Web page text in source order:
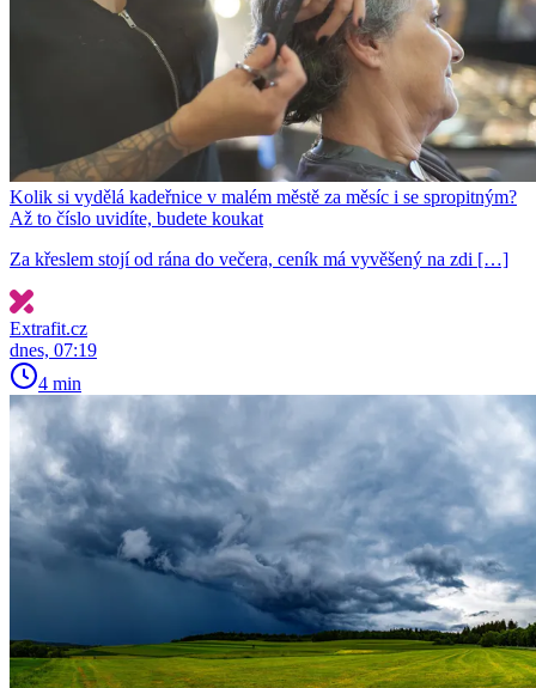
Kolik si vydělá kadeřnice v malém městě za měsíc i se spropitným?
Až to číslo uvidíte, budete koukat
Za křeslem stojí od rána do večera, ceník má vyvěšený na zdi […]
Extrafit.cz
dnes, 07:19
4 min